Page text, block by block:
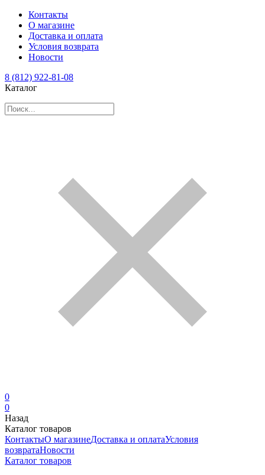
Контакты
О магазине
Доставка и оплата
Условия возврата
Новости
8 (812) 922-81-08
Каталог
0
0
Назад
Каталог товаров
КонтактыО магазинеДоставка и оплатаУсловия
возвратаНовости
Каталог товаров